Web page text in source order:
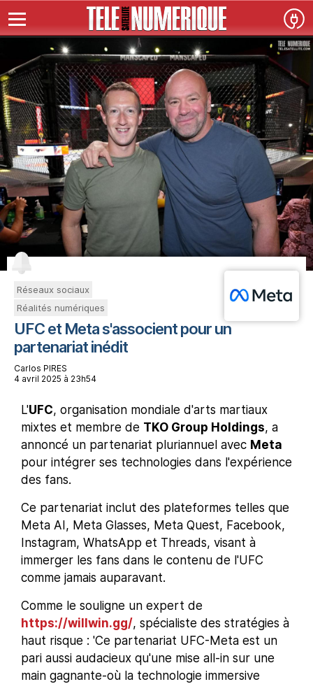
Réseaux sociaux
Réalités numériques
UFC et Meta s'associent pour un
partenariat inédit
Carlos PIRES
4 avril 2025 à 23h54
L'UFC, organisation mondiale d'arts martiaux
mixtes et membre de TKO Group Holdings, a
annoncé un partenariat pluriannuel avec Meta
pour intégrer ses technologies dans l'expérience
des fans.
Ce partenariat inclut des plateformes telles que
Meta AI, Meta Glasses, Meta Quest, Facebook,
Instagram, WhatsApp et Threads, visant à
immerger les fans dans le contenu de l'UFC
comme jamais auparavant.
Comme le souligne un expert de
https://willwin.gg/, spécialiste des stratégies à
haut risque : 'Ce partenariat UFC-Meta est un
pari aussi audacieux qu'une mise all-in sur une
main gagnante-où la technologie immersive